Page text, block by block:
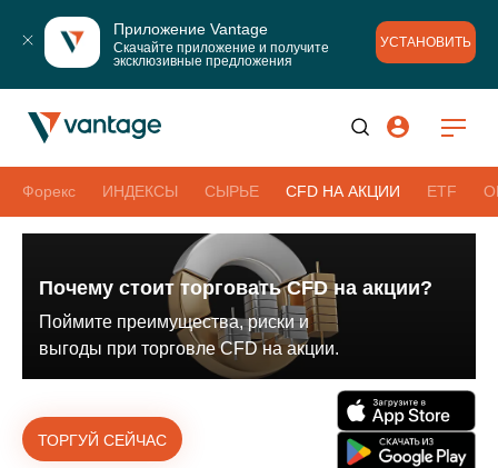
Приложение Vantage
Скачайте приложение и получите
эксклюзивные предложения
УСТАНОВИТЬ
Форекс ИНДЕКСЫ СЫРЬЕ CFD НА АКЦИИ ETF
Почему стоит торговать CFD на акции?
Поймите преимущества, риски и
выгоды при торговле CFD на акции.
ТОРГУЙ СЕЙЧАС